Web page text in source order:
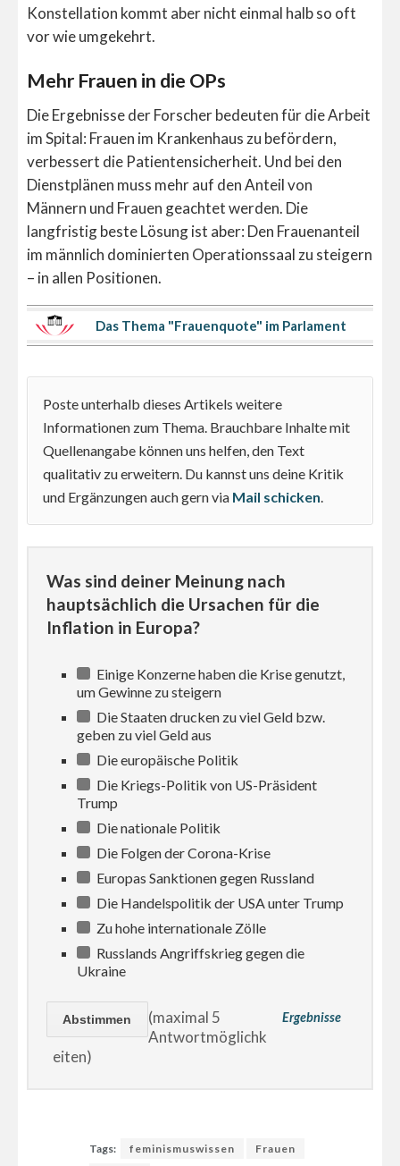
Konstellation kommt aber nicht einmal halb so oft
vor wie umgekehrt.
Mehr Frauen in die OPs
Die Ergebnisse der Forscher bedeuten für die Arbeit
im Spital: Frauen im Krankenhaus zu befördern,
verbessert die Patientensicherheit. Und bei den
Dienstplänen muss mehr auf den Anteil von
Männern und Frauen geachtet werden. Die
langfristig beste Lösung ist aber: Den Frauenanteil
im männlich dominierten Operationssaal zu steigern
– in allen Positionen.
Das Thema "Frauenquote" im Parlament
Poste unterhalb dieses Artikels weitere
Informationen zum Thema. Brauchbare Inhalte mit
Quellenangabe können uns helfen, den Text
qualitativ zu erweitern. Du kannst uns deine Kritik
und Ergänzungen auch gern via Mail schicken.
Was sind deiner Meinung nach
hauptsächlich die Ursachen für die
Inflation in Europa?
Einige Konzerne haben die Krise genutzt,
um Gewinne zu steigern
Die Staaten drucken zu viel Geld bzw.
geben zu viel Geld aus
Die europäische Politik
Die Kriegs-Politik von US-Präsident
Trump
Die nationale Politik
Die Folgen der Corona-Krise
Europas Sanktionen gegen Russland
Die Handelspolitik der USA unter Trump
Zu hohe internationale Zölle
Russlands Angriffskrieg gegen die
Ukraine
Ergebnisse
(maximal 5
Antwortmöglichk
eiten)
Tags: feminismuswissen
Frauen